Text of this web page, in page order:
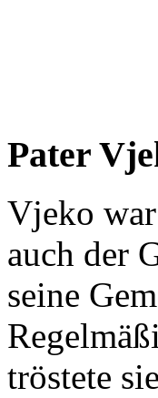
Pater
Vjeko
auch der
seine
tröstete